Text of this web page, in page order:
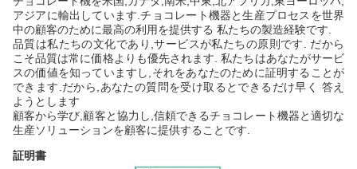
アジアに輸出しています.チョコレート機器と生産プロセスを世界
中の顧客のために最高の利用を提供する 私たちの製造経験です.
品質は私たちの文化であり,サービスが私たちの原則です. だから
こそ品質は常に価格よりも優先されます. 私たちはあなたがサービ
スの価値を知っていますし,それをあなたのために証明することが
できます.だから,あなたの質問を受け取るとできるだけ早く 答え
ようとします
顧客から学び,顧客と協力し,信頼できるチョコレート機器と適切な
生産ソリューションを顧客に提供することです.
証明書